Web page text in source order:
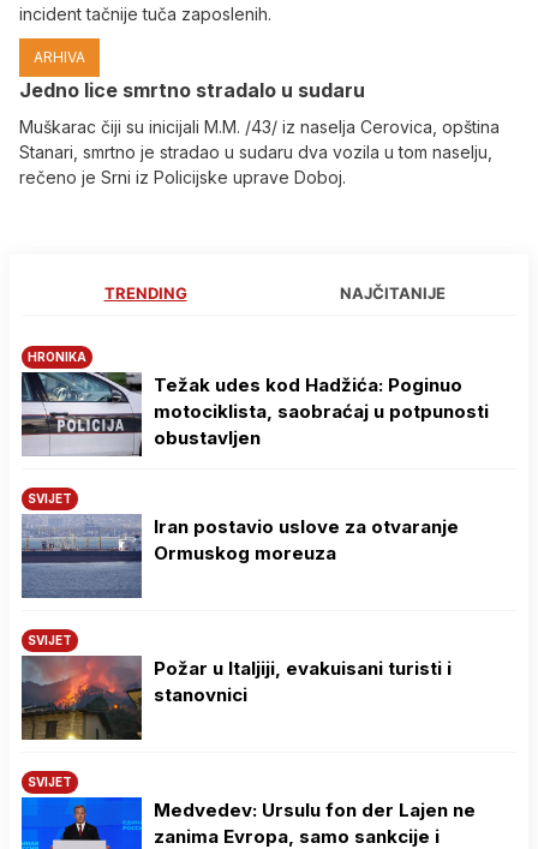
incident tačnije tuča zaposlenih.
ARHIVA
Јedno lice smrtno stradalo u sudaru
Muškarac čiji su inicijali M.M. /43/ iz naselja Cerovica, opština
Stanari, smrtno je stradao u sudaru dva vozila u tom naselju,
rečeno je Srni iz Policijske uprave Doboj.
TRENDING NAJČITANIJE
HRONIKA
Težak udes kod Hadžića: Poginuo
motociklista, saobraćaj u potpunosti
obustavljen
SVIJET
Iran postavio uslove za otvaranje
Ormuskog moreuza
SVIJET
Požar u Italjiji, evakuisani turisti i
stanovnici
SVIJET
Medvedev: Ursulu fon der Lajen ne
zanima Evropa, samo sankcije i